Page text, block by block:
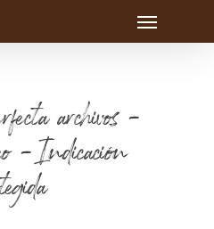
archivos -
- Indicación